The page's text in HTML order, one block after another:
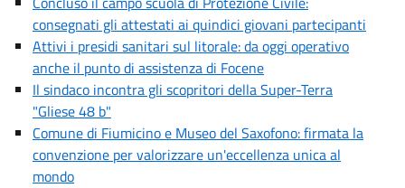
consegnati gli attestati ai quindici giovani partecipanti
Attivi i presidi sanitari sul litorale: da oggi operativo
anche il punto di assistenza di Focene
Il sindaco incontra gli scopritori della Super-Terra
"Gliese 48 b"
Comune di Fiumicino e Museo del Saxofono: firmata la
convenzione per valorizzare un'eccellenza unica al
mondo